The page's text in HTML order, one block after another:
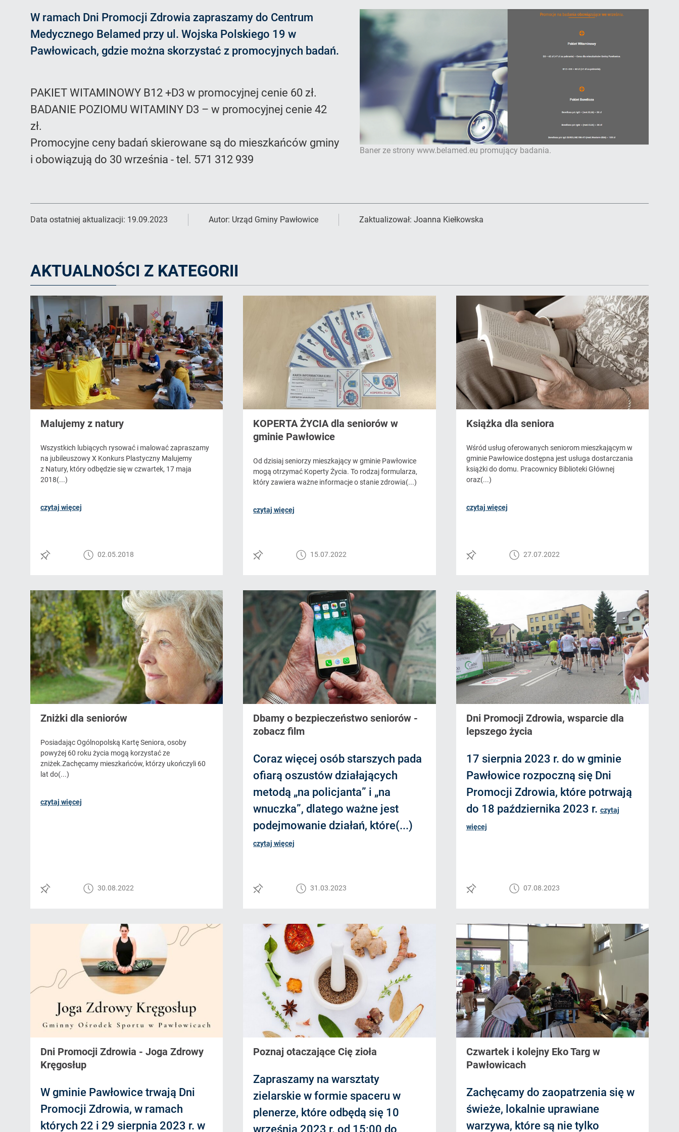
Baner ze strony www.belamed.eu promujący badania.
W ramach Dni Promocji Zdrowia zapraszamy do Centrum
Medycznego Belamed przy ul. Wojska Polskiego 19 w
Pawłowicach, gdzie można skorzystać z promocyjnych badań.
PAKIET WITAMINOWY B12 +D3 w promocyjnej cenie 60 zł.
BADANIE POZIOMU WITAMINY D3 – w promocyjnej cenie 42
zł.
Promocyjne ceny badań skierowane są do mieszkańców gminy
i obowiązują do 30 września - tel. 571 312 939
Data ostatniej aktualizacji: 19.09.2023 Autor: Urząd Gminy Pawłowice Zaktualizował: Joanna Kiełkowska
AKTUALNOŚCI Z KATEGORII
Malujemy z natury
Wszystkich lubiących rysować i malować zapraszamy
na jubileuszowy X Konkurs Plastyczny Malujemy
z Natury, który odbędzie się w czwartek, 17 maja
2018(...)
czytaj więcej
02.05.2018
KOPERTA ŻYCIA dla seniorów w
gminie Pawłowice
Od dzisiaj seniorzy mieszkający w gminie Pawłowice
mogą otrzymać Koperty Życia. To rodzaj formularza,
który zawiera ważne informacje o stanie zdrowia(...)
czytaj więcej
15.07.2022
Książka dla seniora
Wśród usług oferowanych seniorom mieszkającym w
gminie Pawłowice dostępna jest usługa dostarczania
książki do domu. Pracownicy Biblioteki Głównej
oraz(...)
czytaj więcej
27.07.2022
Zniżki dla seniorów
Posiadając Ogólnopolską Kartę Seniora, osoby
powyżej 60 roku życia mogą korzystać ze
zniżek.Zachęcamy mieszkańców, którzy ukończyli 60
lat do(...)
czytaj więcej
30.08.2022
Dbamy o bezpieczeństwo seniorów -
zobacz film
Coraz więcej osób starszych pada
ofiarą oszustów działających
metodą „na policjanta” i „na
wnuczka”, dlatego ważne jest
podejmowanie działań, które(...)
czytaj więcej
31.03.2023
Dni Promocji Zdrowia, wsparcie dla
lepszego życia
17 sierpnia 2023 r. do w gminie
Pawłowice rozpoczną się Dni
Promocji Zdrowia, które potrwają
do 18 października 2023 r. czytaj
więcej
07.08.2023
Dni Promocji Zdrowia - Joga Zdrowy
Kręgosłup
W gminie Pawłowice trwają Dni
Promocji Zdrowia, w ramach
których 22 i 29 sierpnia 2023 r. w
Poznaj otaczające Cię zioła
Zapraszamy na warsztaty
zielarskie w formie spaceru w
plenerze, które odbędą się 10
września 2023 r. od 15:00 do
Czwartek i kolejny Eko Targ w
Pawłowicach
Zachęcamy do zaopatrzenia się w
świeże, lokalnie uprawiane
warzywa, które są nie tylko